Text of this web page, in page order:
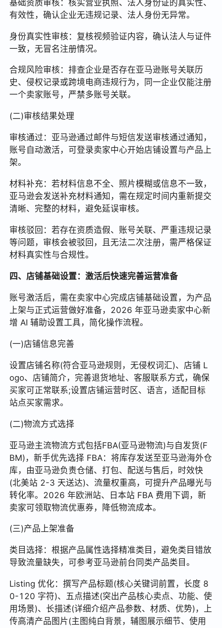
基础资质审核：核实营业执照、法人身份证的真实性、
有效性，确认企业无违规记录、法人身份无异常。
身份真实性审核：复核视频验证内容，确认法人与证件
一致，无冒名注册情况。
合规风险审核：排查企业是否存在亚马逊账号关联历
史、侵权记录或跨境电商违规行为，同一企业仅能注册
一个卖家账号，严禁多账号关联。
(二)审核结果处理
审核通过：亚马逊通过邮件与短信发送审核通过通知，
账号自动激活，可登录卖家中心开始店铺设置与产品上
架。
材料补充：若材料信息不全、照片模糊或信息不一致，
亚马逊会发送补充材料通知，需在规定时间内重新提交
清晰、完整的材料，避免延误审核。
审核驳回：若存在资质造假、账号关联、严重违规记录
等问题，审核会被驳回，且无法二次注册，需严格保证
材料真实性与合规性。
四、店铺基础设置：激活后快速完善运营准备
账号激活后，需在卖家中心完成店铺基础设置，为产品
上架与正式运营做好准备，2026 年亚马逊卖家中心新
增 AI 辅助设置工具，简化操作流程。
(一)店铺信息完善
设置店铺名称(符合亚马逊规则，无侵权词汇)、店铺 L
ogo、店铺简介，完善退货地址、客服联系方式，确保
买家可正常联系;设置店铺运营时区、语言，适配目标
站点买家需求。
(二)物流方式选择
亚马逊主流物流方式包括FBA(亚马逊物流)与自发货(F
BM)，新手优先选择 FBA：将库存发送至亚马逊海外仓
库，由亚马逊负责仓储、打包、配送与售后，时效快
(北美站 2-3 天送达)、流量权重高，可提升产品曝光与
转化率。2026 年欧洲站、日本站 FBA 费用下调，新
卖家可领取物流优惠券，降低物流成本。
(三)产品上架准备
类目选择：根据产品属性选择精准类目，避免类目错放
导致流量缺失，可参考亚马逊前台同类产品类目。
Listing 优化：撰写产品标题(核心关键词前置，长度 8
0-120 字符)、五点描述(突出产品核心卖点、功能、使
用场景)、长描述(详细介绍产品参数、材质、优势)，上
传高清产品图片(主图纯白背景，辅图展示细节、使用